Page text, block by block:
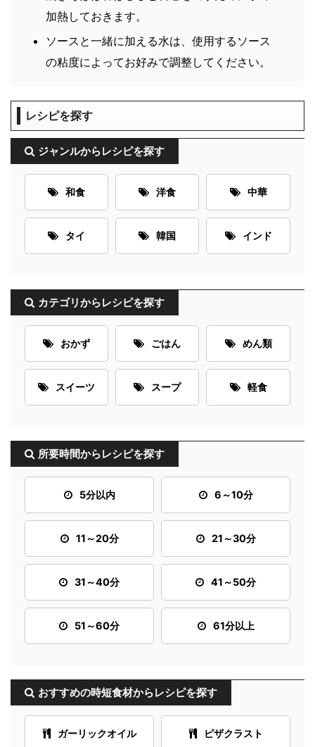
加熱しておきます。
ソースと一緒に加える水は、使用するソース
の粘度によってお好みで調整してください。
レシピを探す
ジャンルからレシピを探す
和食 洋食 中華
タイ 韓国 インド
カテゴリからレシピを探す
おかず ごはん めん類
スイーツ スープ 軽食
所要時間からレシピを探す
5分以内 6～10分
11～20分 21～30分
31～40分 41～50分
51～60分 61分以上
おすすめの時短食材からレシピを探す
ガーリックオイル ピザクラスト